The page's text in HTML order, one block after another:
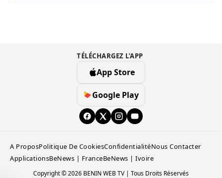
TÉLÉCHARGEZ L’APP
App Store
Google Play
A ProposPolitique De CookiesConfidentialitéNous Contacter
ApplicationsBeNews | FranceBeNews | Ivoire
Copyright © 2026 BENIN WEB TV | Tous Droits Réservés